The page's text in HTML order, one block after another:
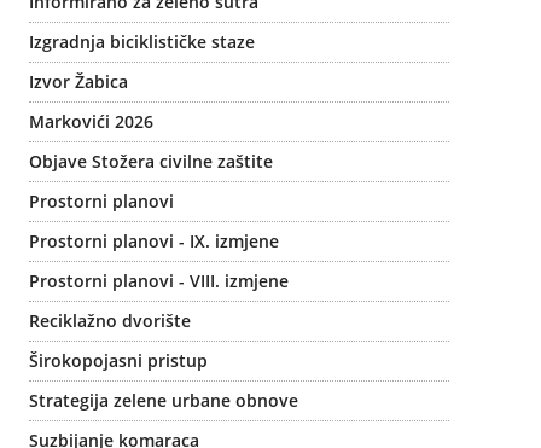
Izgradnja biciklističke staze
Izvor Žabica
Markovići 2026
Objave Stožera civilne zaštite
Prostorni planovi
Prostorni planovi - IX. izmjene
Prostorni planovi - VIII. izmjene
Reciklažno dvorište
Širokopojasni pristup
Strategija zelene urbane obnove
Suzbijanje komaraca